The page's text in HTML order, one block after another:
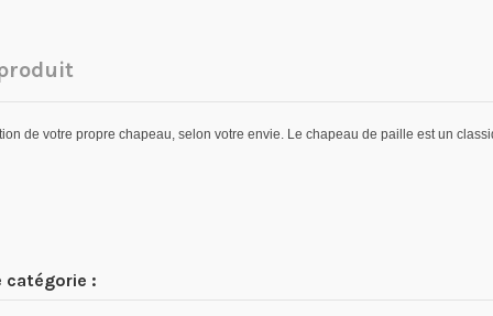
de votre propre chapeau, selon votre envie. Le chapeau de paille est un
catégorie :